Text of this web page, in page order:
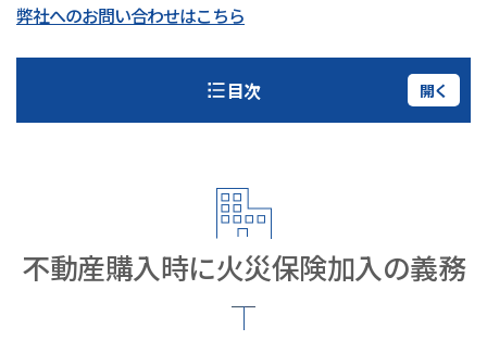
弊社へのお問い合わせはこちら
目次 開く
不動産購入時に火災保険加入の義務